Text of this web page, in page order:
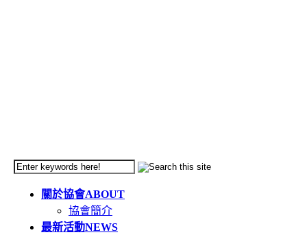
關於協會ABOUT
協會簡介
最新活動NEWS